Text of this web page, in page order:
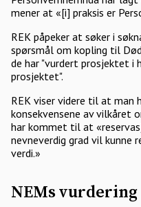
mener at «[i] praksis er
REK påpeker at søker i
spørsmål om kopling til
de har "vurdert prosjektet i
prosjektet".
REK viser videre til at man
konsekvensene av vilkåret
har kommet til at
nevneverdig grad vil kunne
verdi.»
NEMs vurdering